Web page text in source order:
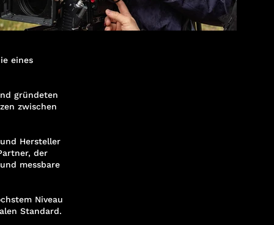
eines
gründeten
zwischen
Hersteller
der
messbare
Niveau
Standard.